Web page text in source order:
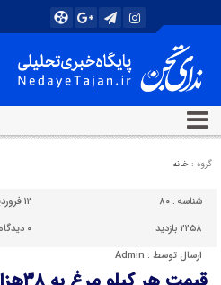
گروه : خانه
شناسه : ۸۰
۱۲ فروردین ۱۴۰۰ - ۱۵:۰۷
۲۲۵۸ بازدید
۰ دیدگاه
ارسال توسط : Admin